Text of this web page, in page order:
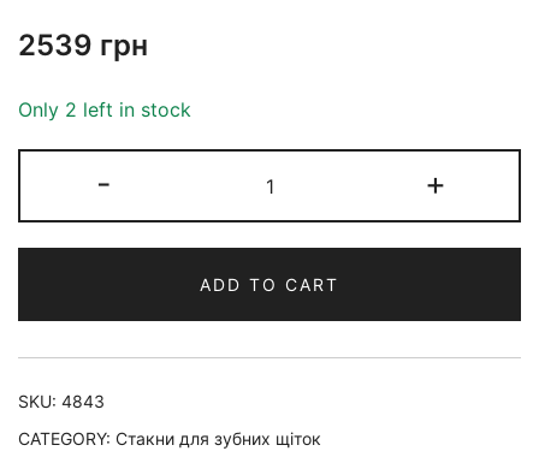
2539 грн
Only 2 left in stock
- +
ADD TO CART
SKU: 4843
CATEGORY: Стакни для зубних щіток